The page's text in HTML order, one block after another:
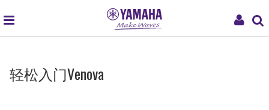
My
navigation
轻松入门Venova